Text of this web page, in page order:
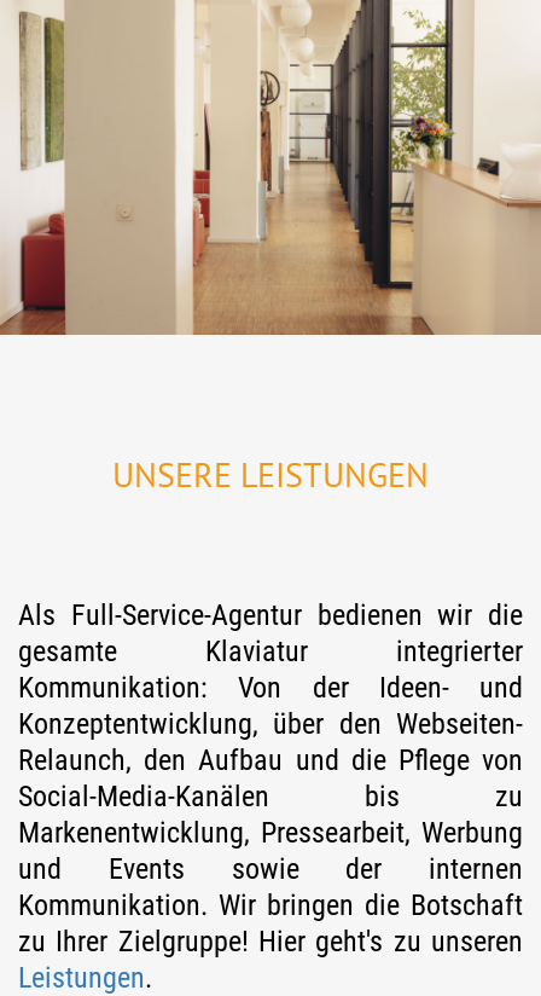
UNSERE LEISTUNGEN
Als Full-Service-Agentur bedienen wir die
gesamte Klaviatur integrierter
Kommunikation: Von der Ideen- und
Konzeptentwicklung, über den Webseiten-
Relaunch, den Aufbau und die Pflege von
Social-Media-Kanälen bis zu
Markenentwicklung, Pressearbeit, Werbung
und Events sowie der internen
Kommunikation. Wir bringen die Botschaft
zu Ihrer Zielgruppe! Hier geht's zu unseren
Leistungen.